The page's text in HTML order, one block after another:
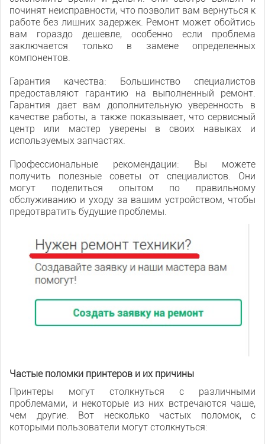
починят неисправности, что позволит вам вернуться к
работе без лишних задержек. Ремонт может обойтись
вам гораздо дешевле, особенно если проблема
заключается только в замене определенных
компонентов.
Гарантия качества: Большинство специалистов
предоставляют гарантию на выполненный ремонт.
Гарантия дает вам дополнительную уверенность в
качестве работы, а также показывает, что сервисный
центр или мастер уверены в своих навыках и
используемых запчастях.
Профессиональные рекомендации: Вы можете
получить полезные советы от специалистов. Они
могут поделиться опытом по правильному
обслуживанию и уходу за вашим устройством, чтобы
предотвратить будущие проблемы.
Частые поломки принтеров и их причины
Принтеры могут столкнуться с различными
проблемами, и некоторые из них встречаются чаще,
чем другие. Вот несколько частых поломок, с
которыми пользователи могут столкнуться: